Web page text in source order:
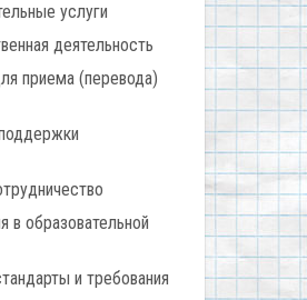
услуги
деятельность
приема (перевода)
в образовательной
и требования